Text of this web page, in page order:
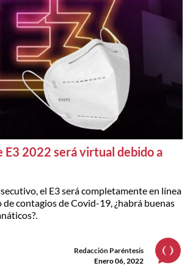
E3 2022 será virtual debido a
el E3 será completamente en línea
contagios de Covid-19, ¿habrá buenas
Redacción Paréntesis
Enero 06, 2022